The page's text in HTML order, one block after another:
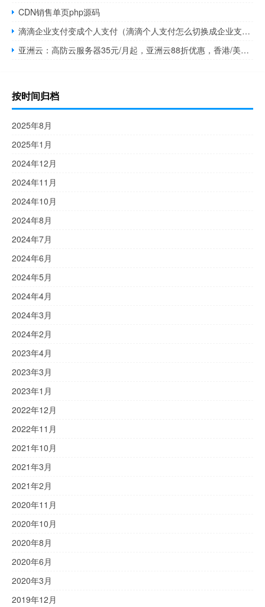
CDN销售单页php源码
滴滴企业支付变成个人支付（滴滴个人支付怎么切换成企业支付呢）
亚洲云：高防云服务器35元/月起，亚洲云88折优惠，香港/美国/日本CN2 VPS线路22元/月起
按时间归档
2025年8月
2025年1月
2024年12月
2024年11月
2024年10月
2024年8月
2024年7月
2024年6月
2024年5月
2024年4月
2024年3月
2024年2月
2023年4月
2023年3月
2023年1月
2022年12月
2022年11月
2021年10月
2021年3月
2021年2月
2020年11月
2020年10月
2020年8月
2020年6月
2020年3月
2019年12月